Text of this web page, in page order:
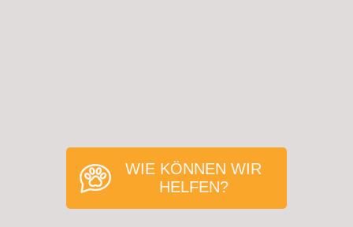
WIE KÖNNEN WIR
HELFEN?